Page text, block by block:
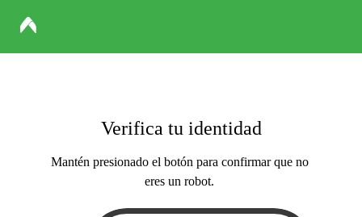
Verifica tu identidad
Mantén presionado el botón para confirmar que no
eres un robot.